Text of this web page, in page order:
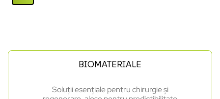
BIOMATERIALE
Soluții esențiale pentru chirurgie și